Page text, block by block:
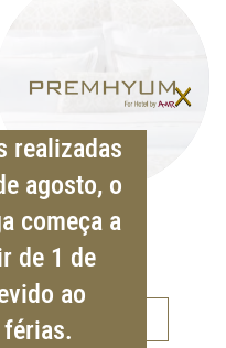
realizadas
agosto, o
começa a
de 1 de
ao
×